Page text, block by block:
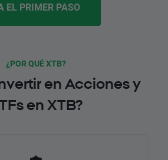
EL PRIMER PASO
¿POR QUÉ XTB?
en Acciones y
en XTB?